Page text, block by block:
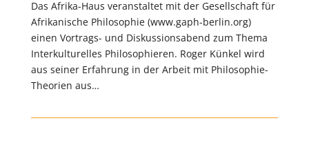
Das Afrika-Haus veranstaltet mit der Gesellschaft für
Afrikanische Philosophie (www.gaph-berlin.org)
einen Vortrags- und Diskussionsabend zum Thema
Interkulturelles Philosophieren. Roger Künkel wird
aus seiner Erfahrung in der Arbeit mit Philosophie-
Theorien aus…